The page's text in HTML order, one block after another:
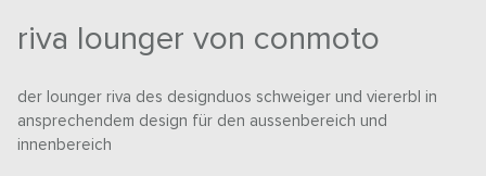
riva lounger von conmoto
der lounger riva des designduos schweiger und viererbl in
ansprechendem design für den aussenbereich und
innenbereich